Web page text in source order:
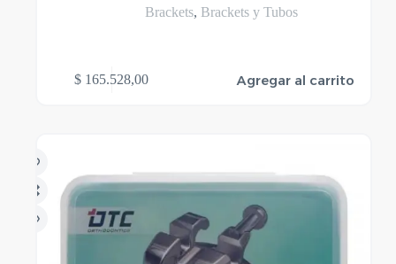
Brackets, Brackets y Tubos
$ 165.528,00 Agregar al carrito